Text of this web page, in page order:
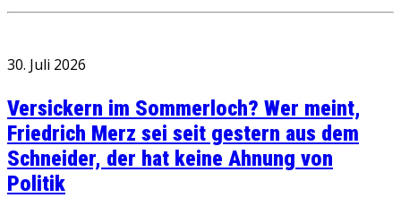
30. Juli 2026
Versickern im Sommerloch? Wer meint,
Friedrich Merz sei seit gestern aus dem
Schneider, der hat keine Ahnung von
Politik